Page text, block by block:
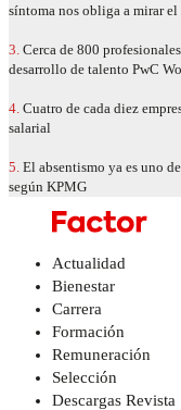
síntoma nos obliga a mirar el
3. Cerca de 800
desarrollo de talento PwC
4. Cuatro de cada diez
salarial
5. El absentismo ya es uno
según KPMG
Actualidad
Bienestar
Carrera
Formación
Remuneración
Selección
Descargas Revista